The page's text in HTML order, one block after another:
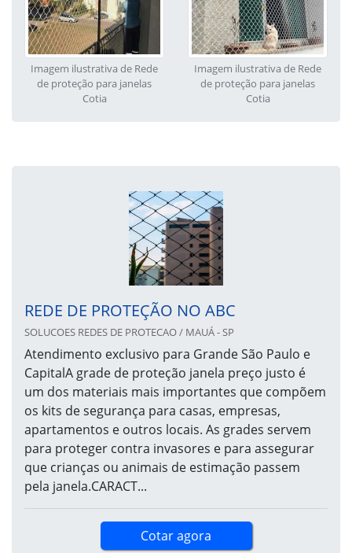
Imagem ilustrativa de Rede
de proteção para janelas
Cotia
Imagem ilustrativa de Rede
de proteção para janelas
Cotia
REDE DE PROTEÇÃO NO ABC
SOLUCOES REDES DE PROTECAO / MAUÁ - SP
Atendimento exclusivo para Grande São Paulo e
CapitalA grade de proteção janela preço justo é
um dos materiais mais importantes que compõem
os kits de segurança para casas, empresas,
apartamentos e outros locais. As grades servem
para proteger contra invasores e para assegurar
que crianças ou animais de estimação passem
pela janela.CARACT...
Cotar agora